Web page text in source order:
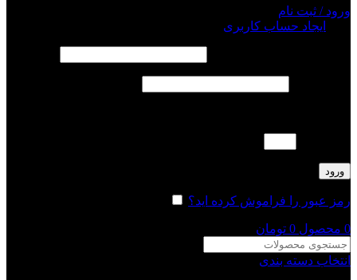
ورود / ثبت نام
ایجاد حساب کاربری
ورود
رمز عبور را فراموش کرده اید؟
0 محصول 0 تومان
انتخاب دسته بندی